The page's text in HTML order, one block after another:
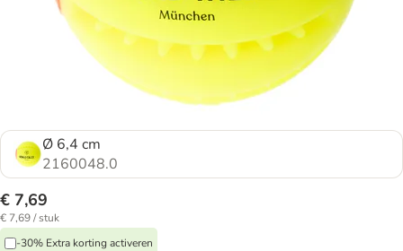
Ø 6,4 cm
2160048.0
€ 7,69
€ 7,69 / stuk
-30% Extra korting activeren